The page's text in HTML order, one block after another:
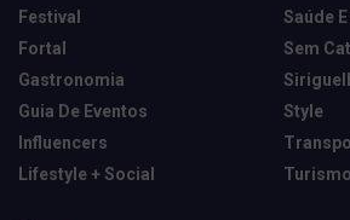
Festival
Fortal
Gastronomia
Guia De Eventos
Influencers
Lifestyle + Social
Saúde
Sem
Style
Turismo